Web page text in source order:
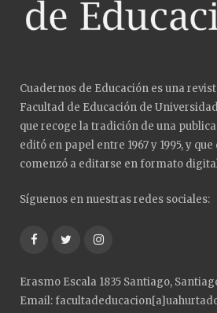
Cuadernos de Educación es una
Facultad de Educación de
que recoge la tradición de una
editó en papel entre 1967 y 1995, y
comenzó a editarse en formato
Síguenos en nuestras redes sociales:
FacebookTwitterInstagram
Erasmo Escala 1835 Santiago,
Email: